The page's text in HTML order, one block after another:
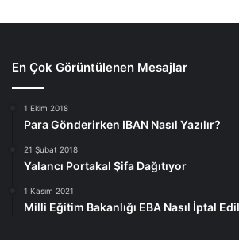
En Çok Görüntülenen Mesajlar
1 Ekim 2018
Para Gönderirken IBAN Nasıl Yazılır?
21 Şubat 2018
Yalancı Portakal Şifa Dağıtıyor
1 Kasım 2021
Milli Eğitim Bakanlığı EBA Nasıl İptal